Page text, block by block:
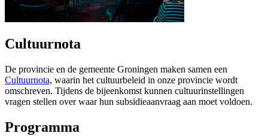
Cultuurnota
De provincie en de gemeente Groningen maken samen een
Cultuurnota, waarin het cultuurbeleid in onze provincie wordt
omschreven. Tijdens de bijeenkomst kunnen cultuurinstellingen
vragen stellen over waar hun subsidieaanvraag aan moet voldoen.
Programma